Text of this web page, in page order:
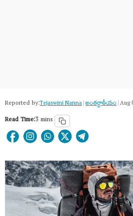
Reported by:Tejaswini Nanna|అంత‌ర్జాతీయం|Aug
Read Time:3 mins